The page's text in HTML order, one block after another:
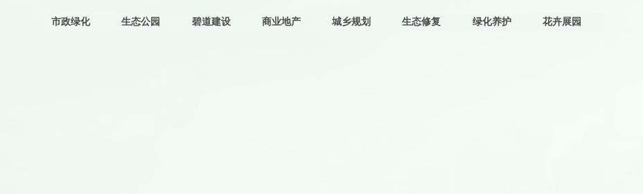
市政绿化 生态公园 碧道建设 商业地产 城乡规划 生态修复 绿化养护 花卉展园